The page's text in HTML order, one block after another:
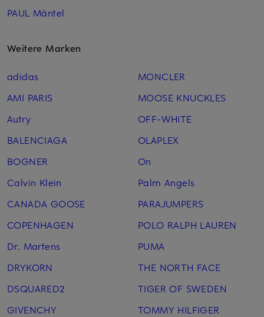
PAUL Mäntel
Weitere Marken
adidas
AMI PARIS
Autry
BALENCIAGA
BOGNER
Calvin Klein
CANADA GOOSE
COPENHAGEN
Dr. Martens
DRYKORN
DSQUARED2
GIVENCHY
MONCLER
MOOSE KNUCKLES
OFF-WHITE
OLAPLEX
On
Palm Angels
PARAJUMPERS
POLO RALPH LAUREN
PUMA
THE NORTH FACE
TIGER OF SWEDEN
TOMMY HILFIGER